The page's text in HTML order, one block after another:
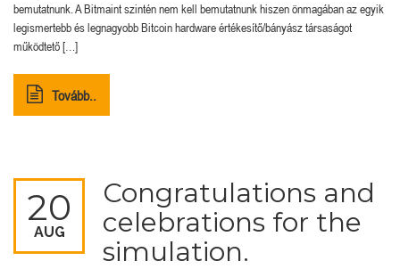
bemutatnunk. A Bitmaint szintén nem kell bemutatnunk hiszen önmagában az egyik
legismertebb és legnagyobb Bitcoin hardware értékesítő/bányász társaságot
működtető […]
Tovább..
20
AUG
Congratulations and
celebrations for the
simulation.